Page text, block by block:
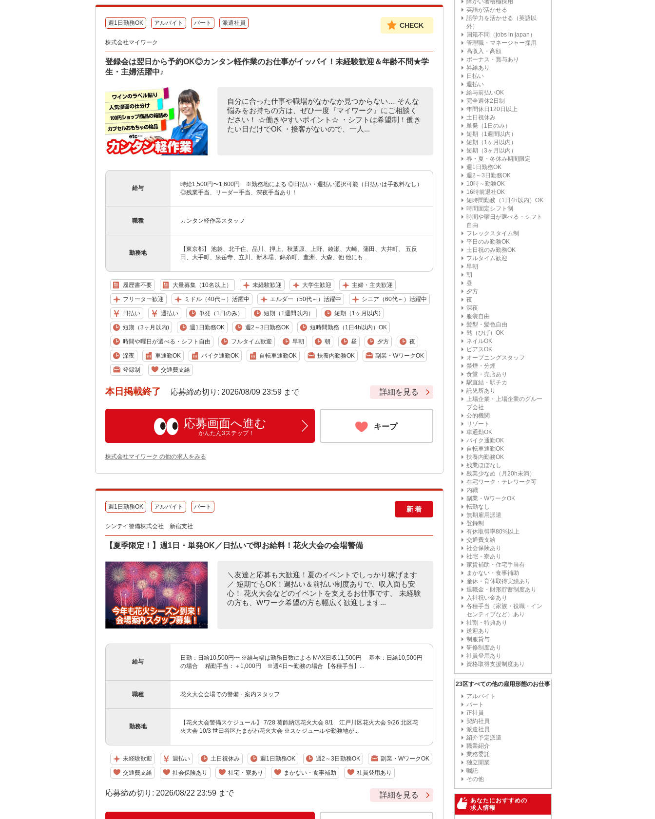
週1日勤務OK アルバイト パート 派遣社員 CHECK
株式会社マイワーク
登録会は翌日から予約OK◎カンタン軽作業のお仕事がイッパイ！未経験歓迎＆年齢不問★学
生・主婦活躍中♪
自分に合った仕事や職場がなかなか見つからない… そんな
悩みをお持ちの方は、ぜひ一度『マイワーク』にご相談く
ださい！ ☆働きやすいポイント☆ ・シフトは希望制！働き
たい日だけでOK ・接客がないので、一人...
給与
時給1,500円〜1,600円 ※勤務地による ◎日払い・週払い選択可能（日払いは手数料なし）
◎残業手当、リーダー手当、深夜手当あり！
職種 カンタン軽作業スタッフ
勤務地
【東京都】 池袋、北千住、品川、押上、秋葉原、上野、綾瀬、大崎、蒲田、大井町、 五反
田、大手町、泉岳寺、立川、新木場、錦糸町、豊洲、大森、他 他にも...
履歴書不要 大量募集（10名以上） 未経験歓迎 大学生歓迎 主婦・主夫歓迎
フリーター歓迎 ミドル（40代～）活躍中 エルダー（50代～）活躍中 シニア（60代～）活躍中
日払い 週払い 単発（1日のみ） 短期（1週間以内） 短期（1ヶ月以内)
短期（3ヶ月以内) 週1日勤務OK 週2～3日勤務OK 短時間勤務（1日4h以内）OK
時間や曜日が選べる・シフト自由 フルタイム歓迎 早朝 朝 昼 夕方 夜
深夜 車通勤OK バイク通勤OK 自転車通勤OK 扶養内勤務OK 副業・WワークOK
登録制 交通費支給
本日掲載終了 応募締め切り: 2026/08/09 23:59 まで 詳細を見る
応募画面へ進む
かんたん3ステップ！
キープ
株式会社マイワーク の他の求人をみる
週1日勤務OK アルバイト パート 新着
シンテイ警備株式会社 新宿支社
【夏季限定！】週1日・単発OK／日払いで即お給料！花火大会の会場警備
＼友達と応募も大歓迎！夏のイベントでしっかり稼げます
／ 短期でもOK！週払い＆前払い制度ありで、収入面も安
心！ 花火大会などのイベントを支えるお仕事です。 未経験
の方も、Wワーク希望の方も幅広く歓迎します...
給与
日勤：日給10,500円〜 ※給与幅は勤務日数による MAX日収11,500円 基本：日給10,500円
の場合 精勤手当：＋1,000円 ※週4日〜勤務の場合 【各種手当】...
職種 花火大会会場での警備・案内スタッフ
勤務地
【花火大会警備スケジュール】 7/28 葛飾納涼花火大会 8/1 江戸川区花火大会 9/26 北区花
火大会 10/3 世田谷区たまがわ花火大会 ※スケジュールや勤務地が...
未経験歓迎 週払い 土日祝休み 週1日勤務OK 週2～3日勤務OK 副業・WワークOK
交通費支給 社会保険あり 社宅・寮あり まかない・食事補助 社員登用あり
応募締め切り: 2026/08/22 23:59 まで 詳細を見る
障がい者積極採用
英語が活かせる
語学力を活かせる（英語以
外）
国籍不問（jobs in japan）
管理職・マネージャー採用
高収入・高額
ボーナス・賞与あり
昇給あり
日払い
週払い
給与前払いOK
完全週休2日制
年間休日120日以上
土日祝休み
単発（1日のみ）
短期（1週間以内）
短期（1ヶ月以内）
短期（3ヶ月以内）
春・夏・冬休み期間限定
週1日勤務OK
週2～3日勤務OK
10時～勤務OK
16時前退社OK
短時間勤務（1日4h以内）OK
時間固定シフト制
時間や曜日が選べる・シフト
自由
フレックスタイム制
平日のみ勤務OK
土日祝のみ勤務OK
フルタイム歓迎
早朝
朝
昼
夕方
夜
深夜
服装自由
髪型・髪色自由
髭（ひげ）OK
ネイルOK
ピアスOK
オープニングスタッフ
禁煙・分煙
食堂・売店あり
駅直結・駅チカ
託児所あり
上場企業・上場企業のグルー
プ会社
公的機関
リゾート
車通勤OK
バイク通勤OK
自転車通勤OK
扶養内勤務OK
残業ほぼなし
残業少なめ（月20h未満）
在宅ワーク・テレワーク可
内職
副業・WワークOK
転勤なし
無期雇用派遣
登録制
有休取得率80%以上
交通費支給
社会保険あり
社宅・寮あり
家賃補助・住宅手当有
まかない・食事補助
産休・育休取得実績あり
退職金・財形貯蓄制度あり
入社祝い金あり
各種手当（家族・役職・イン
センティブなど）あり
社割・特典あり
送迎あり
制服貸与
研修制度あり
社員登用あり
資格取得支援制度あり
23区すべての他の雇用形態のお仕事
アルバイト
パート
正社員
契約社員
派遣社員
紹介予定派遣
職業紹介
業務委託
独立開業
嘱託
その他
あなたにおすすめの
求人情報